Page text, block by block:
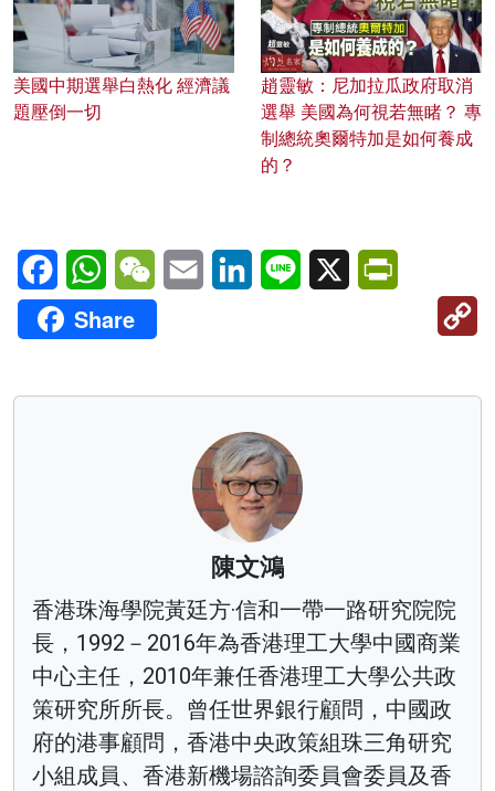
美國中期選舉白熱化 經濟議
題壓倒一切
趙靈敏：尼加拉瓜政府取消
選舉 美國為何視若無睹？ 專
制總統奧爾特加是如何養成
的？
FacebookWhatsAppWeChatEmail LinkedInLine X
Share
陳文鴻
香港珠海學院黃廷方·信和一帶一路研究院院
長，1992－2016年為香港理工大學中國商業
中心主任，2010年兼任香港理工大學公共政
策研究所所長。曾任世界銀行顧問，中國政
府的港事顧問，香港中央政策組珠三角研究
小組成員、香港新機場諮詢委員會委員及香